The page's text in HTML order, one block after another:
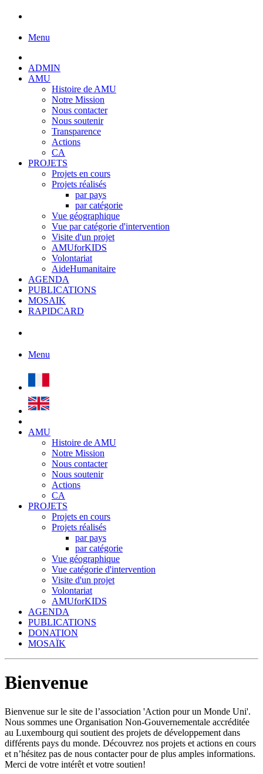
Menu
ADMIN
AMU
Histoire de AMU
Notre Mission
Nous contacter
Nous soutenir
Transparence
Actions
CA
PROJETS
Projets en cours
Projets réalisés
par pays
par catégorie
Vue géographique
Vue par catégorie d'intervention
Visite d'un projet
AMUforKIDS
Volontariat
AideHumanitaire
AGENDA
PUBLICATIONS
MOSAIK
RAPIDCARD
Menu
AMU
Histoire de AMU
Notre Mission
Nous contacter
Nous soutenir
Actions
CA
PROJETS
Projets en cours
Projets réalisés
par pays
par catégorie
Vue géographique
Vue catégorie d'intervention
Visite d'un projet
Volontariat
AMUforKIDS
AGENDA
PUBLICATIONS
DONATION
MOSAÏK
Bienvenue
Bienvenue sur le site de l’association 'Action pour un Monde Uni'.
Nous sommes une Organisation Non-Gouvernementale accréditée
au Luxembourg qui soutient des projets de développement dans
différents pays du monde. Découvrez nos projets et actions en cours
et n’hésitez pas de nous contacter pour de plus amples informations.
Merci de votre intérêt et votre soutien!